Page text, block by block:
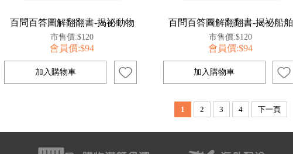
百問百答圖解翻翻書-揭祕動物
市售價:$120
會員價:$94
百問百答圖解翻翻書-揭祕船舶
市售價:$120
會員價:$94
1 2 3 4 下一頁